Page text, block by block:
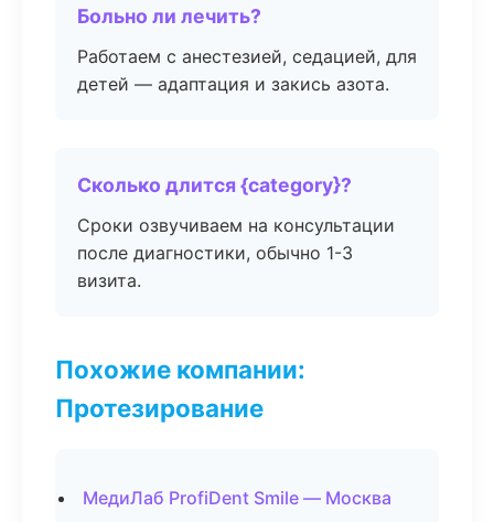
Больно ли лечить?
Работаем с анестезией, седацией, для
детей — адаптация и закись азота.
Сколько длится {category}?
Сроки озвучиваем на консультации
после диагностики, обычно 1-3
визита.
Похожие компании:
Протезирование
МедиЛаб ProfiDent Smile — Москва